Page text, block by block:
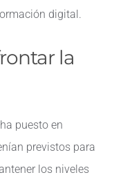
digital.
la
puesto en
previstos para
los niveles